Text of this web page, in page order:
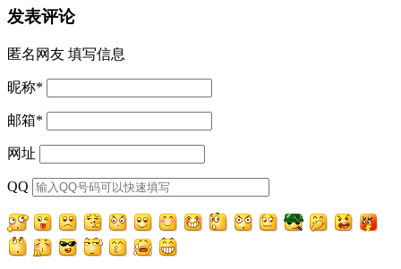
发表评论
匿名网友 填写信息
昵称*
邮箱*
网址
QQ